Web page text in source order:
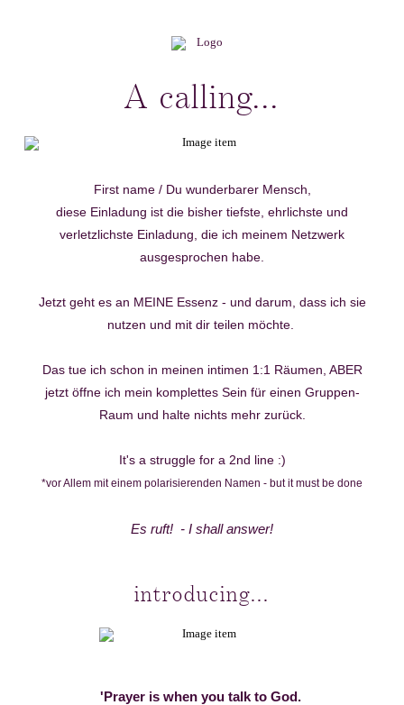
A calling...
First name / Du wunderbarer Mensch
diese Einladung ist die bisher tiefste, ehrlichste und
verletzlichste Einladung, die ich meinem Netzwerk
ausgesprochen habe.
Jetzt geht es an MEINE Essenz - und darum, dass ich sie
nutzen und mit dir teilen möchte.
Das tue ich schon in meinen intimen 1:1 Räumen, ABER
jetzt öffne ich mein komplettes Sein für einen Gruppen-
Raum und halte nichts mehr zurück.
It's a struggle for a 2nd line :)
*vor Allem mit einem polarisierenden Namen - but it must be done
Es ruft! - I shall answer!
introducing...
'Prayer is when you talk to God.